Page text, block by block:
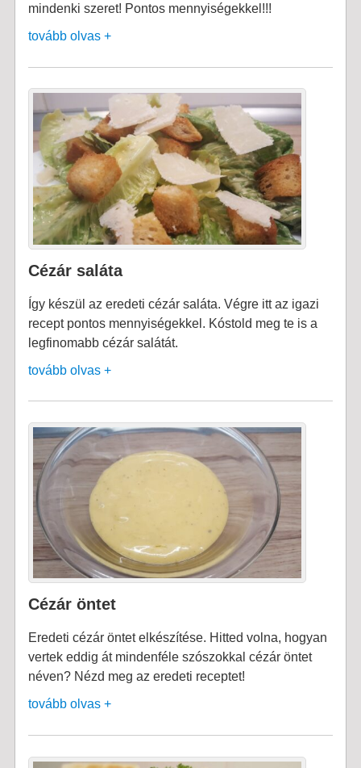
mindenki szeret! Pontos mennyiségekkel!!!
tovább olvas +
Cézár saláta
Így készül az eredeti cézár saláta. Végre itt az igazi
recept pontos mennyiségekkel. Kóstold meg te is a
legfinomabb cézár salátát.
tovább olvas +
Cézár öntet
Eredeti cézár öntet elkészítése. Hitted volna, hogyan
vertek eddig át mindenféle szószokkal cézár öntet
néven? Nézd meg az eredeti receptet!
tovább olvas +